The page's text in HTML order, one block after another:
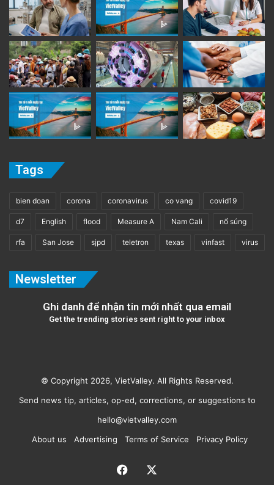
Tags
bien doan corona coronavirus co vang covid19
d7 English flood Measure A Nam Cali nổ súng
rfa San Jose sjpd teletron texas vinfast virus
Newsletter
Ghi danh để nhận tin mới nhất qua email
Get the trending stories sent right to your inbox
© Copyright 2026, VietValley. All Rights Reserved.
Send news tip, articles, op-ed, corrections, or suggestions to
hello@vietvalley.com
About us
Advertising Terms of Service Privacy Policy
Facebook